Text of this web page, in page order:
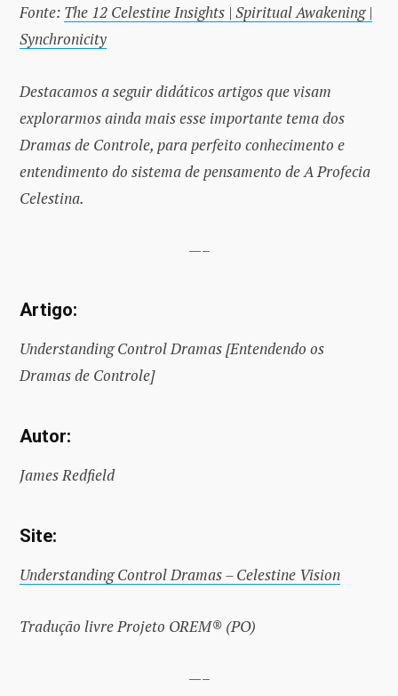
Fonte: The 12 Celestine Insights | Spiritual Awakening |
Synchronicity
Destacamos a seguir didáticos artigos que visam
explorarmos ainda mais esse importante tema dos
Dramas de Controle, para perfeito conhecimento e
entendimento do sistema de pensamento de A Profecia
Celestina.
—–
Artigo:
Understanding Control Dramas [Entendendo os
Dramas de Controle]
Autor:
James Redfield
Site:
Understanding Control Dramas – Celestine Vision
Tradução livre Projeto OREM® (PO)
—–